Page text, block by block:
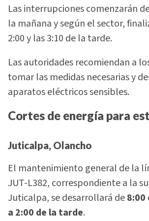
Las interrupciones comenzarán
la mañana y según el sector,
2:00 y las 3:10 de la tarde.
Las autoridades recomiendan a
tomar las medidas necesarias y
aparatos eléctricos sensibles.
Cortes de energía para
Juticalpa, Olancho
El mantenimiento general de la
JUT-L382, correspondiente a la
Juticalpa, se desarrollará de8:00
a 2:00 de la tarde.